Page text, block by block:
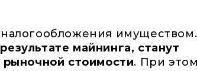
имуществом.
майнинга, станут
стоимости. При